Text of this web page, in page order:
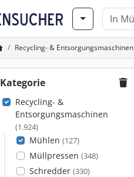
Recycling- & Entsorgungsmaschinen
Kategorie
Recycling- &
Entsorgungsmaschinen
(1.924)
Mühlen (127)
Müllpressen (348)
Schredder (330)